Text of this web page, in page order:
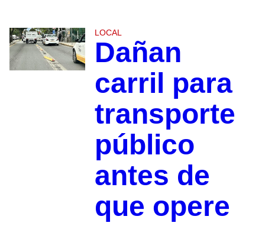
LOCAL
Dañan
carril para
transporte
público
antes de
que opere